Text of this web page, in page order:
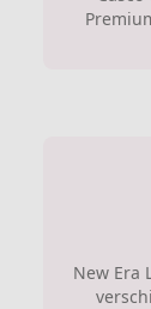
New Era